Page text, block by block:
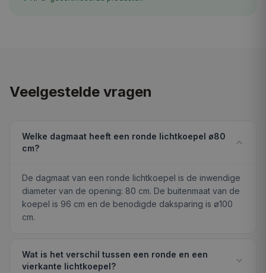
Veelgestelde vragen
Welke dagmaat heeft een ronde lichtkoepel ø80
cm?
De dagmaat van een ronde lichtkoepel is de inwendige
diameter van de opening: 80 cm. De buitenmaat van de
koepel is 96 cm en de benodigde daksparing is ø100
cm.
Wat is het verschil tussen een ronde en een
vierkante lichtkoepel?